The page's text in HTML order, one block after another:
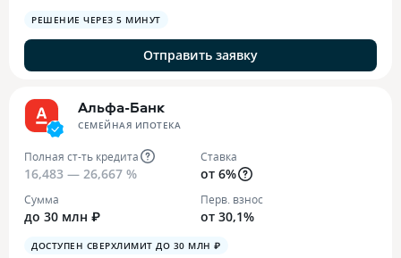
РЕШЕНИЕ ЧЕРЕЗ 5 МИНУТ
Отправить заявку
Альфа-Банк
СЕМЕЙНАЯ ИПОТЕКА
Полная ст-ть кредита
16,483 — 26,667 %
Ставка
от 6%
Сумма
до 30 млн ₽
Перв. взнос
от 30,1%
ДОСТУПЕН СВЕРХЛИМИТ ДО 30 МЛН ₽